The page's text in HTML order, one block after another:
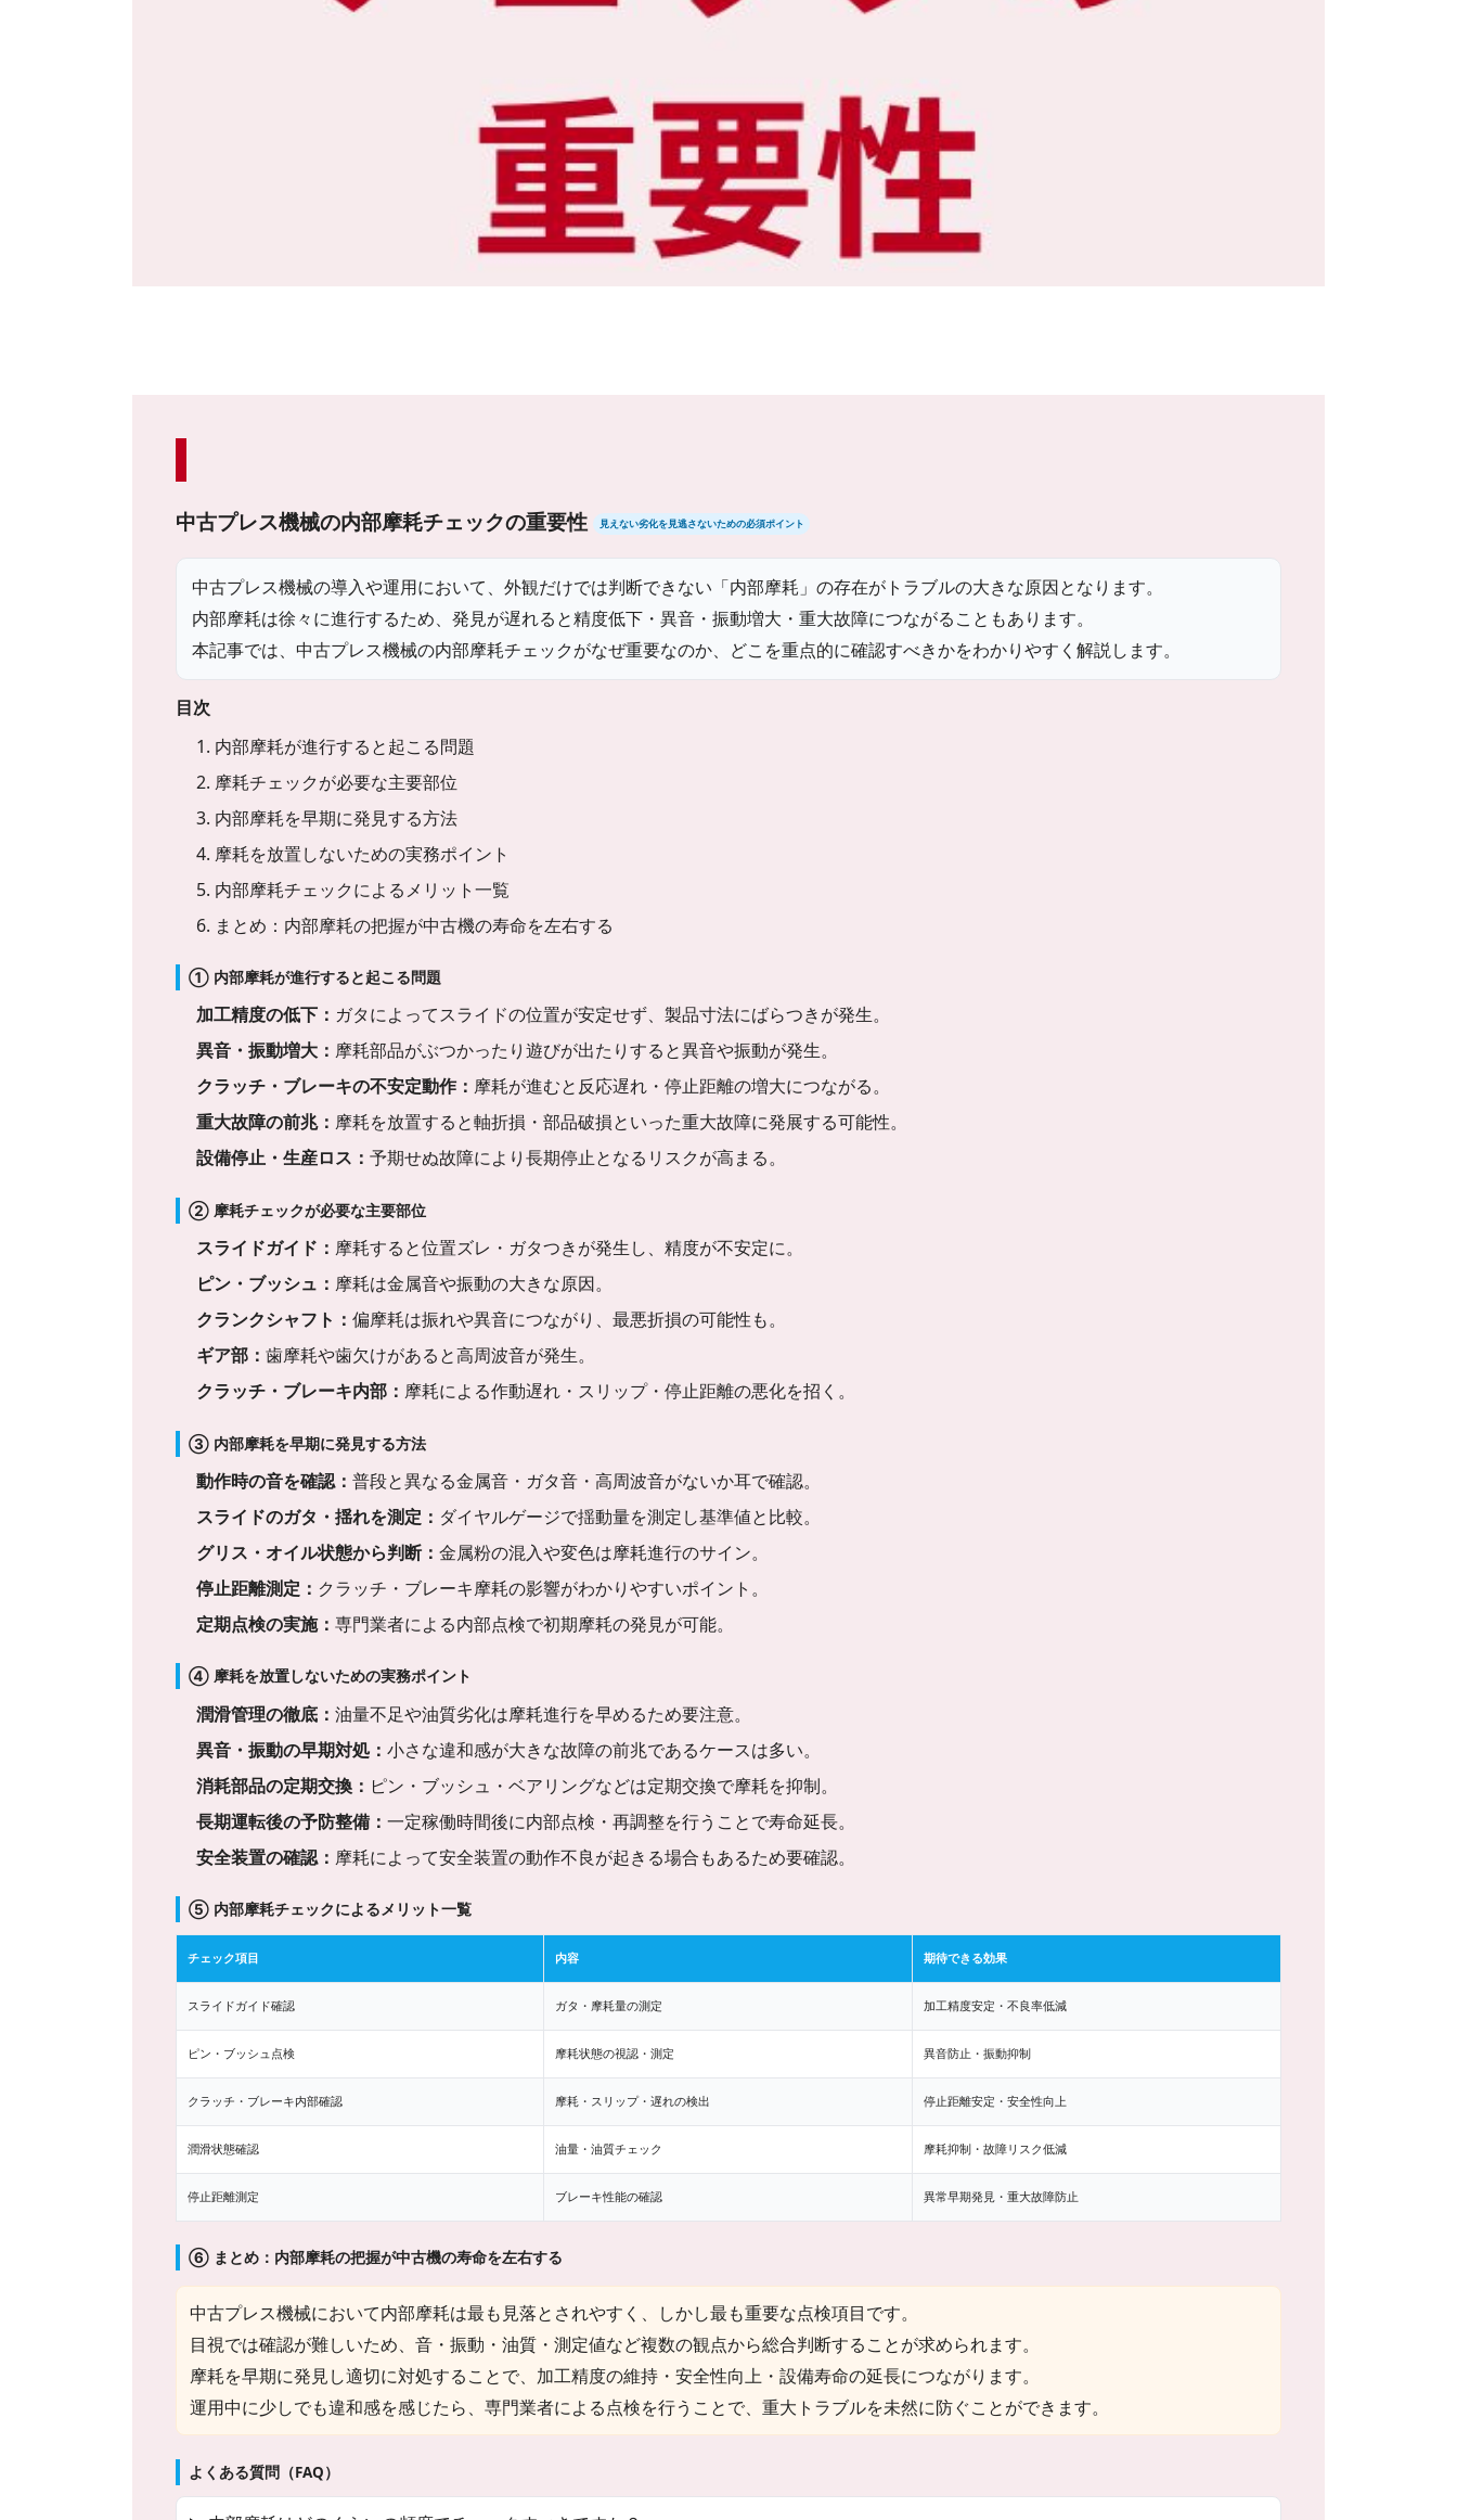
中古プレス機械の内部摩耗チェックの重要性 見えない劣化を見逃さないための必須ポイント
中古プレス機械の導入や運用において、外観だけでは判断できない「内部摩耗」の存在がトラブルの大きな原因となります。
内部摩耗は徐々に進行するため、発見が遅れると精度低下・異音・振動増大・重大故障につながることもあります。
本記事では、中古プレス機械の内部摩耗チェックがなぜ重要なのか、どこを重点的に確認すべきかをわかりやすく解説します。
目次
1. 内部摩耗が進行すると起こる問題
2. 摩耗チェックが必要な主要部位
3. 内部摩耗を早期に発見する方法
4. 摩耗を放置しないための実務ポイント
5. 内部摩耗チェックによるメリット一覧
6. まとめ：内部摩耗の把握が中古機の寿命を左右する
① 内部摩耗が進行すると起こる問題
加工精度の低下： ガタによってスライドの位置が安定せず、製品寸法にばらつきが発生。
異音・振動増大：摩耗部品がぶつかったり遊びが出たりすると異音や振動が発生。
クラッチ・ブレーキの不安定動作：摩耗が進むと反応遅れ・停止距離の増大につながる。
重大故障の前兆：摩耗を放置すると軸折損・部品破損といった重大故障に発展する可能性。
設備停止・生産ロス：予期せぬ故障により長期停止となるリスクが高まる。
② 摩耗チェックが必要な主要部位
スライドガイド： 摩耗すると位置ズレ・ガタつきが発生し、精度が不安定に。
ピン・ブッシュ： 摩耗は金属音や振動の大きな原因。
クランクシャフト：偏摩耗は振れや異音につながり、最悪折損の可能性も。
ギア部：歯摩耗や歯欠けがあると高周波音が発生。
クラッチ・ブレーキ内部： 摩耗による作動遅れ・スリップ・停止距離の悪化を招く。
③ 内部摩耗を早期に発見する方法
動作時の音を確認：普段と異なる金属音・ガタ音・高周波音がないか耳で確認。
スライドのガタ・揺れを測定： ダイヤルゲージで揺動量を測定し基準値と比較。
グリス・オイル状態から判断：金属粉の混入や変色は摩耗進行のサイン。
停止距離測定： クラッチ・ブレーキ摩耗の影響がわかりやすいポイント。
定期点検の実施：専門業者による内部点検で初期摩耗の発見が可能。
④ 摩耗を放置しないための実務ポイント
潤滑管理の徹底：油量不足や油質劣化は摩耗進行を早めるため要注意。
異音・振動の早期対処：小さな違和感が大きな故障の前兆であるケースは多い。
消耗部品の定期交換： ピン・ブッシュ・ベアリングなどは定期交換で摩耗を抑制。
長期運転後の予防整備：一定稼働時間後に内部点検・再調整を行うことで寿命延長。
安全装置の確認： 摩耗によって安全装置の動作不良が起きる場合もあるため要確認。
⑤ 内部摩耗チェックによるメリット一覧
チェック項目 内容 期待できる効果
スライドガイド確認 ガタ・摩耗量の測定 加工精度安定・不良率低減
ピン・ブッシュ点検 摩耗状態の視認・測定 異音防止・振動抑制
クラッチ・ブレーキ内部確認 摩耗・スリップ・遅れの検出 停止距離安定・安全性向上
潤滑状態確認 油量・油質チェック 摩耗抑制・故障リスク低減
停止距離測定 ブレーキ性能の確認 異常早期発見・重大故障防止
⑥ まとめ：内部摩耗の把握が中古機の寿命を左右する
中古プレス機械において内部摩耗は最も見落とされやすく、しかし最も重要な点検項目です。
目視では確認が難しいため、音・振動・油質・測定値など複数の観点から総合判断することが求められます。
摩耗を早期に発見し適切に対処することで、加工精度の維持・安全性向上・設備寿命の延長につながります。
運用中に少しでも違和感を感じたら、専門業者による点検を行うことで、重大トラブルを未然に防ぐことができます。
よくある質問（FAQ）